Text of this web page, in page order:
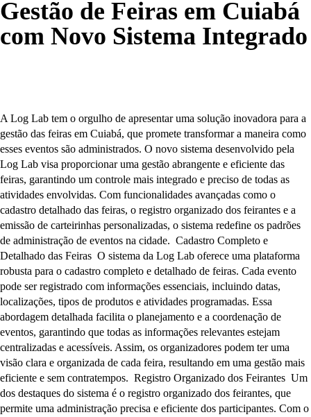
Gestão de Feiras em Cuiabá
com Novo Sistema Integrado
A Log Lab tem o orgulho de apresentar uma solução inovadora para a
gestão das feiras em Cuiabá, que promete transformar a maneira como
esses eventos são administrados. O novo sistema desenvolvido pela
Log Lab visa proporcionar uma gestão abrangente e eficiente das
feiras, garantindo um controle mais integrado e preciso de todas as
atividades envolvidas. Com funcionalidades avançadas como o
cadastro detalhado das feiras, o registro organizado dos feirantes e a
emissão de carteirinhas personalizadas, o sistema redefine os padrões
de administração de eventos na cidade. Cadastro Completo e
Detalhado das Feiras O sistema da Log Lab oferece uma plataforma
robusta para o cadastro completo e detalhado de feiras. Cada evento
pode ser registrado com informações essenciais, incluindo datas,
localizações, tipos de produtos e atividades programadas. Essa
abordagem detalhada facilita o planejamento e a coordenação de
eventos, garantindo que todas as informações relevantes estejam
centralizadas e acessíveis. Assim, os organizadores podem ter uma
visão clara e organizada de cada feira, resultando em uma gestão mais
eficiente e sem contratempos. Registro Organizado dos Feirantes Um
dos destaques do sistema é o registro organizado dos feirantes, que
permite uma administração precisa e eficiente dos participantes. Com o